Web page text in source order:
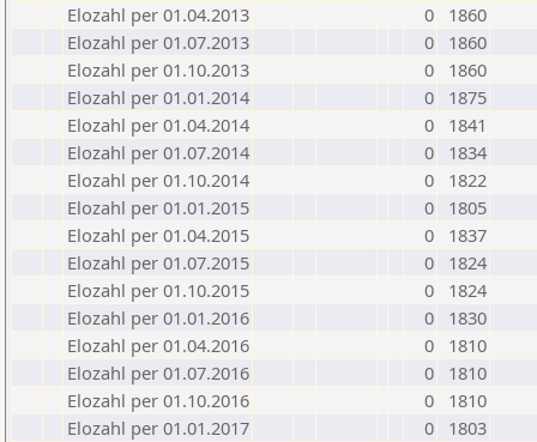
Elozahl per 01.04.2013
0
1860
Elozahl per 01.07.2013
0
1860
Elozahl per 01.10.2013
0
1860
Elozahl per 01.01.2014
0
1875
Elozahl per 01.04.2014
0
1841
Elozahl per 01.07.2014
0
1834
Elozahl per 01.10.2014
0
1822
Elozahl per 01.01.2015
0
1805
Elozahl per 01.04.2015
0
1837
Elozahl per 01.07.2015
0
1824
Elozahl per 01.10.2015
0
1824
Elozahl per 01.01.2016
0
1830
Elozahl per 01.04.2016
0
1810
Elozahl per 01.07.2016
0
1810
Elozahl per 01.10.2016
0
1810
Elozahl per 01.01.2017
0
1803